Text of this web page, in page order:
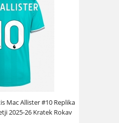
Mac Allister #10 Replika
2025-26 Kratek Rokav